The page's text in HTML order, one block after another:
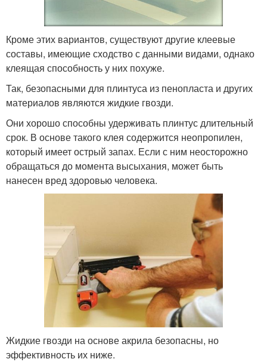
Кроме этих вариантов, существуют другие клеевые
составы, имеющие сходство с данными видами, однако
клеящая способность у них похуже.
Так, безопасными для плинтуса из пенопласта и других
материалов являются жидкие гвозди.
Они хорошо способны удерживать плинтус длительный
срок. В основе такого клея содержится неопропилен,
который имеет острый запах. Если с ним неосторожно
обращаться до момента высыхания, может быть
нанесен вред здоровью человека.
Жидкие гвозди на основе акрила безопасны, но
эффективность их ниже.